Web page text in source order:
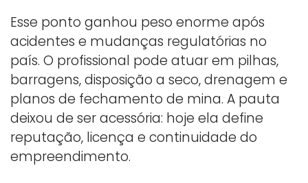
Esse ponto ganhou peso enorme após
acidentes e mudanças regulatórias no
país. O profissional pode atuar em pilhas,
barragens, disposição a seco, drenagem e
planos de fechamento de mina. A pauta
deixou de ser acessória: hoje ela define
reputação, licença e continuidade do
empreendimento.